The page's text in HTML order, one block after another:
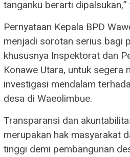
tanganku berarti
Pernyataan Kepala BPD
menjadi sorotan serius bagi
khususnya Inspektorat dan
Konawe Utara, untuk segera
investigasi mendalam
desa di Waeolimbue.
Transparansi dan
merupakan hak masyarakat
tinggi demi pembangunan